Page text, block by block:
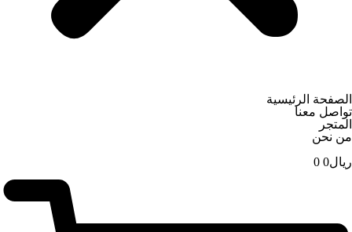
الصفحة الرئيسية
تواصل معنا
المتجر
من نحن
ریال0
0